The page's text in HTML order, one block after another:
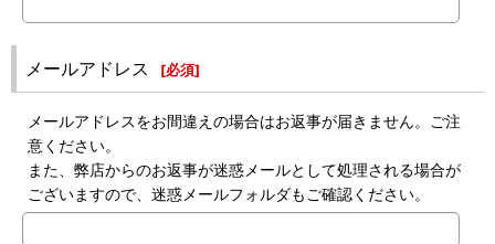
メールアドレス [必須]
メールアドレスをお間違えの場合はお返事が届きません。ご注
意ください。
また、弊店からのお返事が迷惑メールとして処理される場合が
ございますので、迷惑メールフォルダもご確認ください。